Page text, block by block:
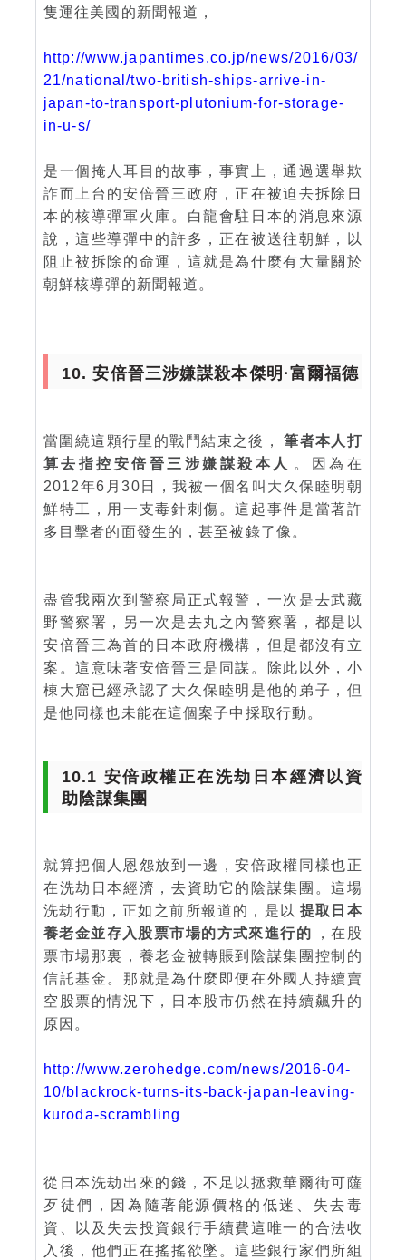
隻運往美國的新聞報道，
http://www.japantimes.co.jp/news/2016/03/
21/national/two-british-ships-arrive-in-
japan-to-transport-plutonium-for-storage-
in-u-s/
是一個掩人耳目的故事，事實上，通過選舉欺
詐而上台的安倍晉三政府，正在被迫去拆除日
本的核導彈軍火庫。白龍會駐日本的消息來源
說，這些導彈中的許多，正在被送往朝鮮，以
阻止被拆除的命運，這就是為什麼有大量關於
朝鮮核導彈的新聞報道。
10. 安倍晉三涉嫌謀殺本傑明·富爾福德
當圍繞這顆行星的戰鬥結束之後，
筆者本人打
算去指控安倍晉三涉嫌謀殺本人
。因為在
2012年6月30日，我被一個名叫大久保睦明朝
鮮特工，用一支毒針刺傷。這起事件是當著許
多目擊者的面發生的，甚至被錄了像。
盡管我兩次到警察局正式報警，一次是去武藏
野警察署，另一次是去丸之內警察署，都是以
安倍晉三為首的日本政府機構，但是都沒有立
案。這意味著安倍晉三是同謀。除此以外，小
棟大窟已經承認了大久保睦明是他的弟子，但
是他同樣也未能在這個案子中採取行動。
10.1 安倍政權正在洗劫日本經濟以資
助陰謀集團
就算把個人恩怨放到一邊，安倍政權同樣也正
在洗劫日本經濟，去資助它的陰謀集團。這場
洗劫行動，正如之前所報道的，是以 提取日本
養老金並存入股票市場的方式來進行的
，在股
票市場那裏，養老金被轉賬到陰謀集團控制的
信託基金。那就是為什麼即便在外國人持續賣
空股票的情況下，日本股市仍然在持續飆升的
原因。
http://www.zerohedge.com/news/2016-04-
10/blackrock-turns-its-back-japan-leaving-
kuroda-scrambling
從日本洗劫出來的錢，不足以拯救華爾街可薩
歹徒們，因為隨著能源價格的低迷、失去毒
資、以及失去投資銀行手續費這唯一的合法收
入後，他們正在搖搖欲墜。這些銀行家們所組